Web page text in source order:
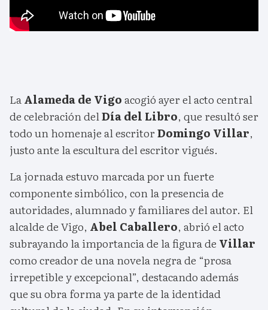
LaAlameda de Vigoacogió ayer el acto central
de celebración delDía del Libro, que resultó ser
todo un homenaje al escritorDomingo Villar,
justo ante la escultura del escritor vigués.
La jornada estuvo marcada por un fuerte
componente simbólico, con la presencia de
autoridades, alumnado y familiares del autor. El
alcalde de Vigo, Abel Caballero, abrió el acto
subrayando la importancia de la figura de Villar
como creador de una novela negra de “prosa
irrepetible y excepcional”, destacando además
que su obra forma ya parte de la identidad